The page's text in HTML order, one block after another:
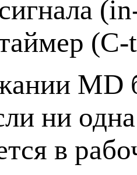
MD
ни
в